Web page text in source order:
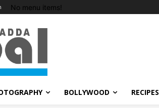
No menu items!
BOLLYWOOD RECIPES